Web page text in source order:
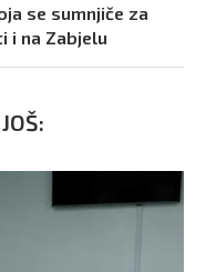
se sumnjiče za
i na Zabjelu